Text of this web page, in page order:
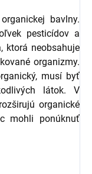
bavlny.
pesticídov a
ktorá neobsahuje
organizmy.
musí byť
látok. V
organické
mohli ponúknuť